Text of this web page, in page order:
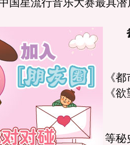
星流行音乐大赛最具潜
参
《
《
等秘